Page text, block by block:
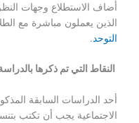
أضاف الاستطلاع وجهات
الذين يعملون مباشرة مع
التوحد.
النقاط التي تم ذكرها
أحد الدراسات السابقة
الاجتماعية يجب أن تكتب